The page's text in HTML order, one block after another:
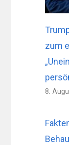
zum
8.